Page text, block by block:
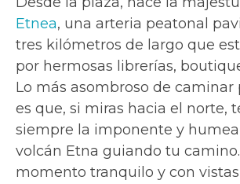
Etnea, una arteria peatonal
tres kilómetros de largo que
por hermosas librerías,
Lo más asombroso de caminar
es que, si miras hacia el norte,
siempre la imponente y
volcán Etna guiando tu
momento tranquilo y con vistas